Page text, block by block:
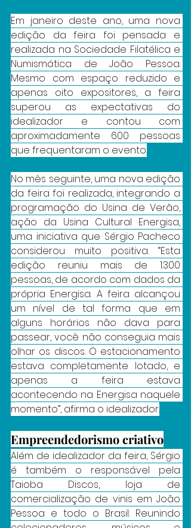
Em janeiro deste ano, uma nova
edição da feira foi pensada e
realizada na Sociedade Filatélica e
Numismática de João Pessoa.
Mesmo com espaço reduzido e
apenas oito expositores, a feira
superou as expectativas do
idealizador e contou com
aproximadamente 600 pessoas
que frequentaram o evento.
No mês seguinte, uma nova edição
da feira foi realizada, integrando a
programação do Usina de Verão,
ação da Usina Cultural Energisa,
uma iniciativa que Sérgio Pacheco
considerou muito positiva. “Esta
edição reuniu mais de 1.300
pessoas, de acordo com dados da
própria Energisa. A feira alcançou
um nível de tal forma que em
alguns horários não dava para
passear, você não conseguia mais
olhar os discos. O estacionamento
estava completamente lotado, e
apenas a feira estava
acontecendo na Energisa naquele
momento”, afirma o idealizador.
Empreendedorismo criativo
Além de idealizador da feira, Sérgio
é também o responsável pela
Taioba Discos, loja de
comercialização de vinis em João
Pessoa e todo o Brasil. Reunindo